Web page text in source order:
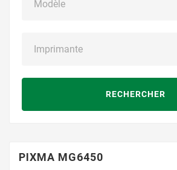
RECHERCHER
PIXMA MG6450